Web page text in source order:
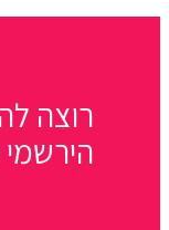
רוצה
הירשמי